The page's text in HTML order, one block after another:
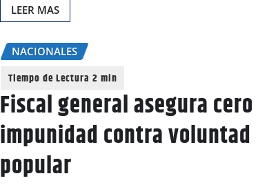
LEER MAS
NACIONALES
Fiscal general asegura cero
impunidad contra voluntad
popular